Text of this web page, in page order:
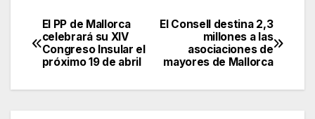
c
e
b
o
itt
er
ail
at
s
p
e
gr
a
m
m
p
ar
tir
Navegación
de
entradas
El Consell destina 2,3
millones a las
asociaciones de
mayores de Mallorca
El PP de Mallorca
celebrará su XIV
Congreso Insular el
próximo 19 de abril